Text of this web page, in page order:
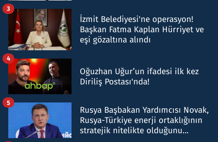
İzmit Belediyesi'ne operasyon!
Başkan Fatma Kaplan Hürriyet ve
eşi gözaltına alındı
3
Oğuzhan Uğur’un ifadesi ilk kez
Diriliş Postası'nda!
4
Rusya Başbakan Yardımcısı Novak,
Rusya-Türkiye enerji ortaklığının
stratejik nitelikte olduğunu
5